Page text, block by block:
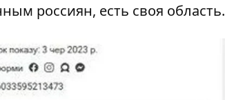
россиян, есть своя область.